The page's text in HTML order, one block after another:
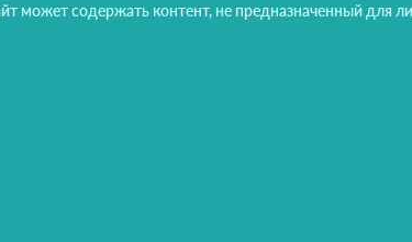
может содержать контент, не предназначенный для